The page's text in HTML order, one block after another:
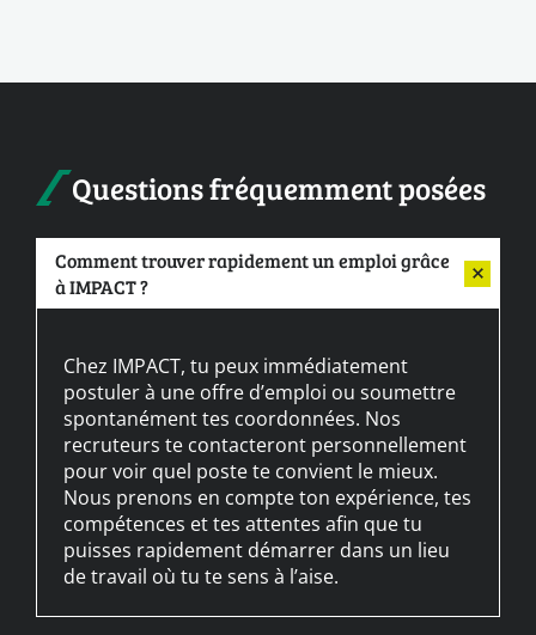
Questions fréquemment posées
Comment trouver rapidement un emploi grâce
à IMPACT ?
Chez IMPACT, tu peux immédiatement
postuler à une offre d’emploi ou soumettre
spontanément tes coordonnées. Nos
recruteurs te contacteront personnellement
pour voir quel poste te convient le mieux.
Nous prenons en compte ton expérience, tes
compétences et tes attentes afin que tu
puisses rapidement démarrer dans un lieu
de travail où tu te sens à l’aise.